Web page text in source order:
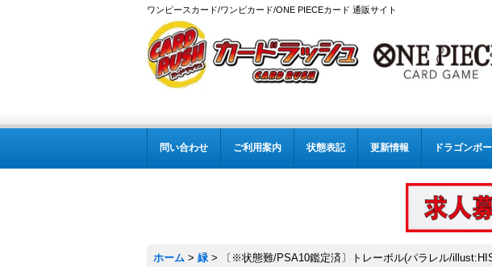
ワンピースカード/ワンピカード/ONE PIECEカード 通販サイト
問い合わせ ご利用案内 状態表記 更新情報 ドラゴンボ
ホーム > 緑 > 〔※状態難/PSA10鑑定済〕トレーボル(パラレル/